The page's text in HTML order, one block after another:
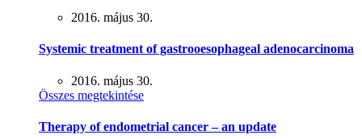
2016. május 30.
Systemic treatment of gastrooesophageal adenocarcinoma
2016. május 30.
Összes megtekintése
Therapy of endometrial cancer – an update